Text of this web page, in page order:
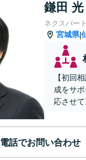
鎌田 光
ネクスパー
宮城県|
【初回
成をサ
応させて
電話でお問い合わせ